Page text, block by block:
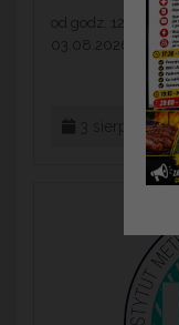
od godz. 12:00
03.08.2026...
3 sierpnia